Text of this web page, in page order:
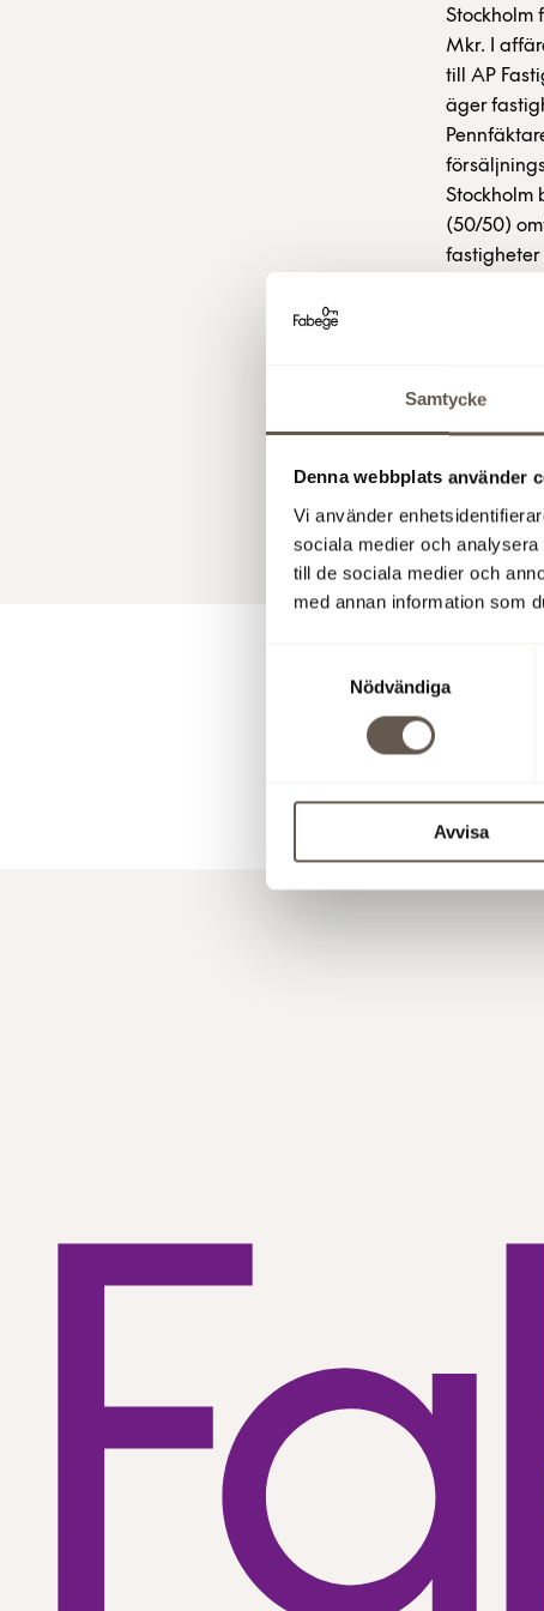
Samtycke
Denna webbplats använder
Vi använder
sociala medier och
till de sociala medier och
med annan information som
Nödvändiga
Avvisa
Stockholm
Mkr. I
till AP
äger
Stockholm
(50/50)
fastigheter
Wihlborgs
Erik
10, 0733-
För